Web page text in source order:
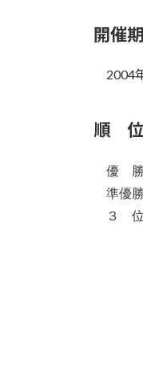
開催
2004
順 位
優 勝
準優
３ 位